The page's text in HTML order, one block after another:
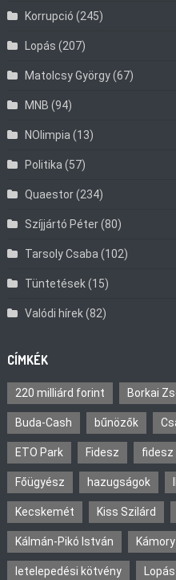
Korrupció (245)
Lopás (207)
Matolcsy György(67)
MNB (94)
NOlimpia (13)
Politika (57)
Quaestor(234)
Szíjjártó Péter(80)
Tarsoly Csaba (102)
Tüntetések(15)
Valódi hírek(82)
CÍMKÉK
220 milliárd forint Borkai
Buda-Cash bűnözők
ETO Park Fidesz fidesz
Főügyész hazugságok
Kecskemét Kiss Szilárd
Kálmán-Pikó István
letelepedési kötvény Lopás